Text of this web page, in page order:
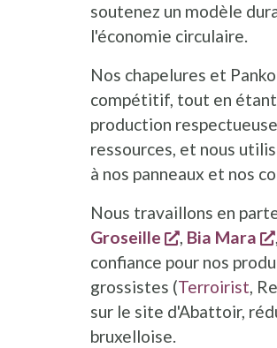
soutenez un modèle
l'économie circulaire.
Nos chapelures et
compétitif, tout en
production
ressources, et nous
à nos panneaux et nos
Nous travaillons en
Groseille
s'ouvre
, Bia Mara
confiance pour nos
grossistes (Terroirist,
sur le site d'Abattoir,
bruxelloise.